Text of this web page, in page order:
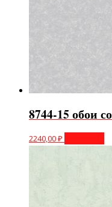
8744-15 обои
2240,00₽